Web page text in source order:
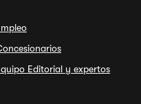
Editorial y expertos